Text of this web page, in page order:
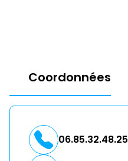
Coordonnées
06.85.32.48.25